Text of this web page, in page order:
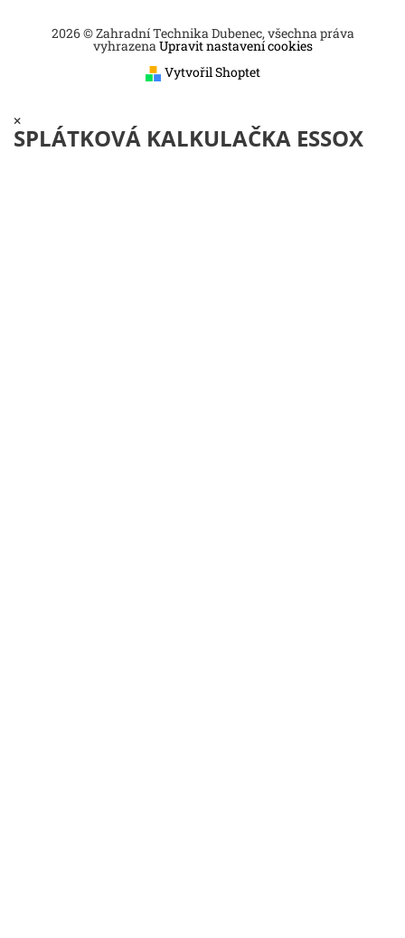
2026 © Zahradní Technika Dubenec, všechna práva
vyhrazenaUpravit nastavení cookies
Vytvořil Shoptet
×
SPLÁTKOVÁ KALKULAČKA ESSOX